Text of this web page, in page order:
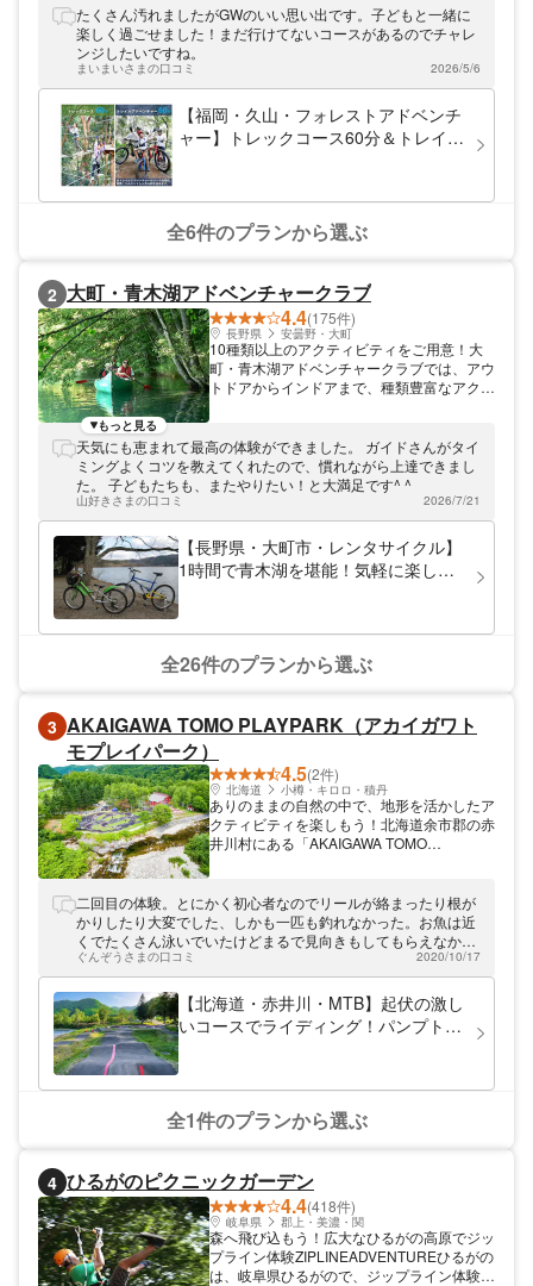
ドベンチャー史上最多の15本。 時間内遊び
放題なので気に入ったサイトを何度でも遊べ
いただけるので、お子さまから大人まで幅広
い世代の方に楽しんでいただけます。
たくさん汚れましたがGWのいい思い出です。子どもと一緒に
楽しく過ごせました！まだ行けてないコースがあるのでチャレ
ンジしたいですね。
まいまいさまの口コミ 2026/5/6
【福岡・久山・フォレストアドベンチ
ャー】トレックコース60分＆トレイル
全6件のプランから選ぶ
2 大町・青木湖アドベンチャークラブ
4.4(175件)
長野県 安曇野・大町
10種類以上のアクティビティをご用意！大
町・青木湖アドベンチャークラブでは、アウ
トドアからインドアまで、種類豊富なアクテ
い遊びを始めてみませんか？
もっと見る
天気にも恵まれて最高の体験ができました。 ガイドさんがタイ
ミングよくコツを教えてくれたので、慣れながら上達できまし
た。 子どもたちも、またやりたい！と大満足です^ ^
山好きさまの口コミ 2026/7/21
【長野県・大町市・レンタサイクル】
1時間で青木湖を堪能！気軽に楽しめ
全26件のプランから選ぶ
3 AKAIGAWA TOMO PLAYPARK（アカイガワト
モプレイパーク）
4.5(2件)
北海道 小樽・キロロ・積丹
ありのままの自然の中で、地形を活かしたア
クティビティを楽しもう！北海道余市郡の赤
井川村にある「AKAIGAWA TOMO
プ・グランピングでの滞在や、パンプトラッ
クやフィッシュポンドでのアクティビティな
どで、自然との一体感を感じられるひと時を
楽しめます。北海道で新たな体験を堪能して
ください。
二回目の体験。とにかく初心者なのでリールが絡まったり根が
かりしたり大変でした、しかも一匹も釣れなかった。お魚は近
くでたくさん泳いでいたけどまるで見向きもしてもらえなかっ
た。悲しいけど楽しい〜来年はマイ釣竿買って挑戦する
ぐんぞうさまの口コミ 2020/10/17
【北海道・赤井川・MTB】起伏の激し
いコースでライディング！パンプトラ
全1件のプランから選ぶ
4 ひるがのピクニックガーデン
4.4(418件)
岐阜県 郡上・美濃・関
森へ飛び込もう！広大なひるがの高原でジッ
プライン体験ZIPLINEADVENTUREひるがの
は、岐阜県ひるがので、ジップライン体験を